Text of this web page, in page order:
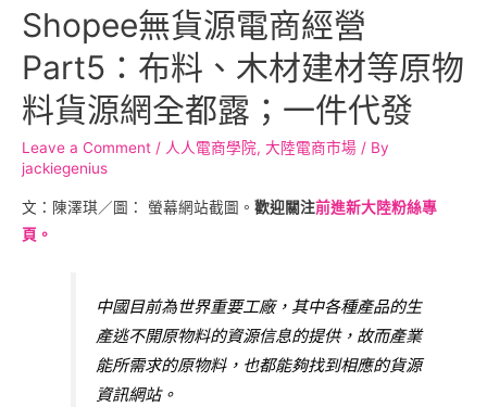
Shopee無貨源電商經營
Part5：布料、木材建材等原物
料貨源網全都露；一件代發
Leave a Comment / 人人電商學院, 大陸電商市場 / By
jackiegenius
文：陳澤琪／圖： 螢幕網站截圖。 歡迎關注前進新大陸粉絲專
頁。
中國目前為世界重要工廠，其中各種產品的生
產逃不開原物料的資源信息的提供，故而產業
能所需求的原物料，也都能夠找到相應的貨源
資訊網站。